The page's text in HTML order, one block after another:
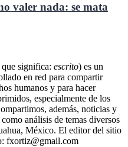
valer nada: se mata
significa: escrito) es un
en red para compartir
humanos y para hacer
especialmente de los
además, noticias y
análisis de temas diversos
México. El editor del sitio
fxortiz@gmail.com